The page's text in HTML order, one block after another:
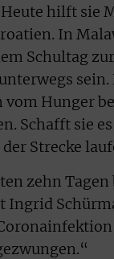
hilft sie
In
Schultag
sein.
Hunger
Schafft sie
Strecke
zehn